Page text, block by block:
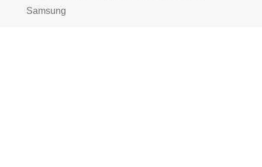
日:
グ
Samsung